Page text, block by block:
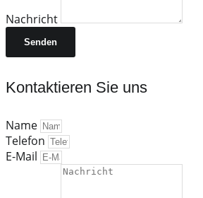
Nachricht
Senden
Kontaktieren Sie uns
Name
Telefon
E-Mail